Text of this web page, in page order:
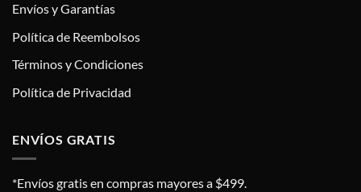
Envíos y Garantías
Política de Reembolsos
Términos y Condiciones
Política de Privacidad
ENVÍOS GRATIS
*Envíos gratis en compras mayores a $499.